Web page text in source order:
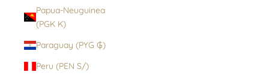
Papua-Neuguinea
(PGK K)
Paraguay (PYG ₲)
Peru (PEN S/)